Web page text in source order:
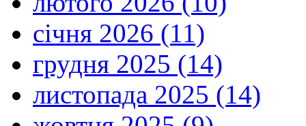
січня 2026 (11)
грудня 2025 (14)
листопада 2025 (14)